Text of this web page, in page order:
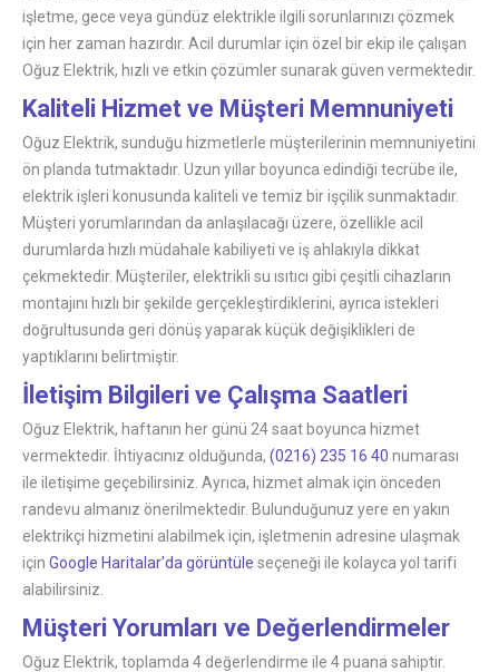
işletme, gece veya gündüz elektrikle ilgili sorunlarınızı çözmek
için her zaman hazırdır. Acil durumlar için özel bir ekip ile çalışan
Oğuz Elektrik, hızlı ve etkin çözümler sunarak güven vermektedir.
Kaliteli Hizmet ve Müşteri Memnuniyeti
Oğuz Elektrik, sunduğu hizmetlerle müşterilerinin memnuniyetini
ön planda tutmaktadır. Uzun yıllar boyunca edindiği tecrübe ile,
elektrik işleri konusunda kaliteli ve temiz bir işçilik sunmaktadır.
Müşteri yorumlarından da anlaşılacağı üzere, özellikle acil
durumlarda hızlı müdahale kabiliyeti ve iş ahlakıyla dikkat
çekmektedir. Müşteriler, elektrikli su ısıtıcı gibi çeşitli cihazların
montajını hızlı bir şekilde gerçekleştirdiklerini, ayrıca istekleri
doğrultusunda geri dönüş yaparak küçük değişiklikleri de
yaptıklarını belirtmiştir.
İletişim Bilgileri ve Çalışma Saatleri
Oğuz Elektrik, haftanın her günü 24 saat boyunca hizmet
vermektedir. İhtiyacınız olduğunda, (0216) 235 16 40 numarası
ile iletişime geçebilirsiniz. Ayrıca, hizmet almak için önceden
randevu almanız önerilmektedir. Bulunduğunuz yere en yakın
elektrikçi hizmetini alabilmek için, işletmenin adresine ulaşmak
için Google Haritalar’da görüntüle seçeneği ile kolayca yol tarifi
alabilirsiniz.
Müşteri Yorumları ve Değerlendirmeler
Oğuz Elektrik, toplamda 4 değerlendirme ile 4 puana sahiptir.